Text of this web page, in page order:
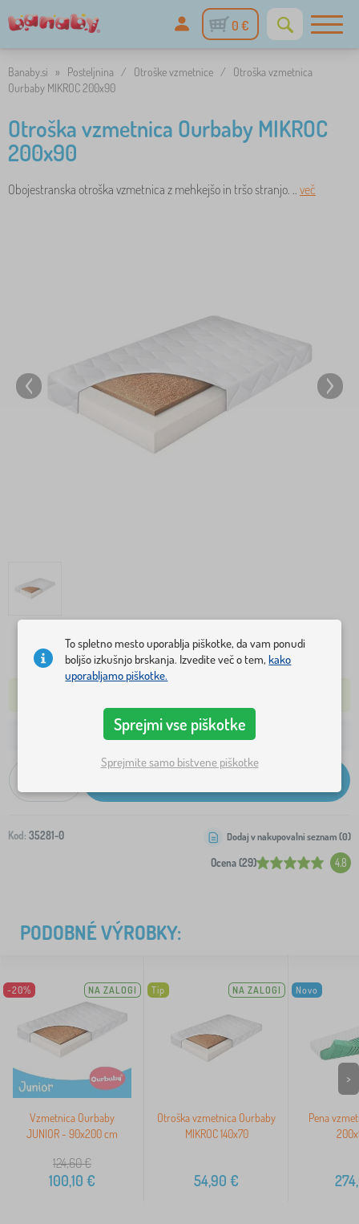
0 €
Banaby.si » Posteljnina / Otroške vzmetnice /
Otroška vzmetnica
Ourbaby MIKROC 200x90
Otroška vzmetnica Ourbaby MIKROC
200x90
Obojestranska otroška vzmetnica z mehkejšo in tršo stranjo. .. več
102,70 €
Dostava na vaš naslov od:
Kod: 35281-0
Ocena (29) 4.8
Dodaj v nakupovalni seznam (0)
PODOBNÉ VÝROBKY:
-20% NA ZALOGI
Vzmetnica Ourbaby
JUNIOR - 90x200 cm
124,60€
100,10 €
Tip NA ZALOGI
Otroška vzmetnica Ourbaby
MIKROC 140x70
54,90 €
Novo
Pena
>
To spletno mesto uporablja piškotke, da vam ponudi
boljšo izkušnjo brskanja. Izvedite več o tem,kako
uporabljamo piškotke.
Sprejmi vse piškotke
Sprejmite samo bistvene piškotke